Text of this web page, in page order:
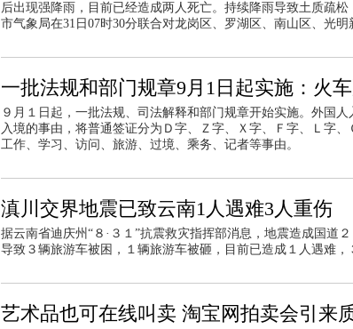
后出现强降雨，目前已经造成两人死亡。持续降雨导致土质疏
市气象局在31日07时30分联合对龙岗区、罗湖区、南山区、光明
一批法规和部门规章9月1日起实施：火
９月１日起，一批法规、司法解释和部门规章开始实施。外国
入境的事由，将普通签证分为Ｄ字、Ｚ字、Ｘ字、Ｆ字、Ｌ字、
工作、学习、访问、旅游、过境、乘务、记者等事由。
滇川交界地震已致云南1人遇难3人重伤
据云南省迪庆州“８·３１”抗震救灾指挥部消息，地震造成国道
导致３辆旅游车被困，１辆旅游车被砸，目前已造成１人遇难，
艺术品也可在线叫卖 淘宝网拍卖会引来